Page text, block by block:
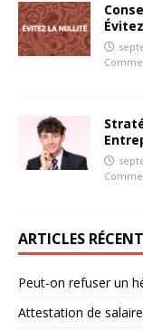
ARTICLES
Peut-on refuser un
Attestation de